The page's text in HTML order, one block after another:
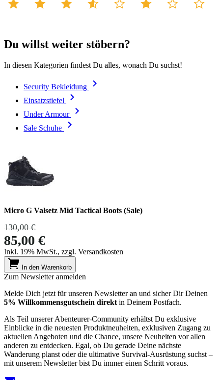
Du willst weiter stöbern?
In diesen Kategorien findest Du alles, wonach Du suchst!
Security Bekleidung
Einsatzstiefel
Under Armour
Sale Schuhe
Micro G Valsetz Mid Tactical Boots (Sale)
130,00 €
85,00 €
Inkl. 19% MwSt., zzgl. Versandkosten
In den Warenkorb
Zum Newsletter anmelden
Melde Dich jetzt für unseren Newsletter an und sicher Dir Deinen
5% Willkommensgutschein direkt in Deinem Postfach.
Als Teil unserer Abenteurer-Community erhältst Du exklusive
Einblicke in die neuesten Produktneuheiten, exklusiven Zugang zu
aktuellen Angeboten und die Chance, unsere Neuheiten vor allen
anderen zu entdecken. Egal, ob Du gerade Deine nächste
Wanderung planst oder die ultimative Survival-Ausrüstung suchst –
mit unserem Newsletter bist Du immer einen Schritt voraus.